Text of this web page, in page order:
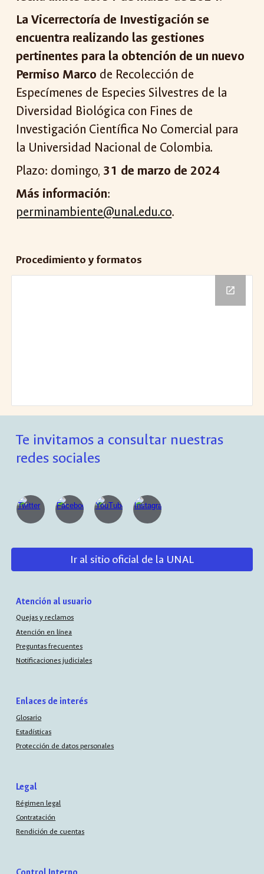
La Vicerrectoría de Investigación se
encuentra realizando las gestiones
pertinentes para la obtención de un nuevo
Permiso Marco de Recolección de
Especímenes de Especies Silvestres de la
Diversidad Biológica con Fines de
Investigación Científica No Comercial para
la Universidad Nacional de Colombia.
Plazo: domingo, 31 de marzo de 2024
Más información:
perminambiente@unal.edu.co.
Procedimiento y formatos
Te invitamos a consultar nuestras
redes sociales
Ir al sitio oficial de la UNAL
Atención al usuario
Quejas y reclamos
Atención en línea
Preguntas frecuentes
Notificaciones judiciales
Enlaces de interés
Glosario
Estadísticas
Protección de datos personales
Legal
Régimen legal
Contratación
Rendición de cuentas